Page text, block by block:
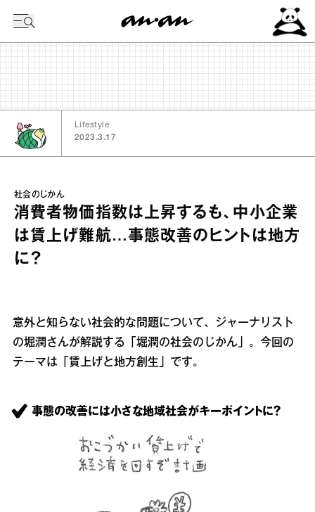
Lifestyle
2023.3.17
社会のじかん
消費者物価指数は上昇するも、中小企業
は賃上げ難航…事態改善のヒントは地方
に？
意外と知らない社会的な問題について、ジャーナリスト
の堀潤さんが解説する「堀潤の社会のじかん」。今回の
テーマは「賃上げと地方創生」です。
事態の改善には小さな地域社会がキーポイントに？